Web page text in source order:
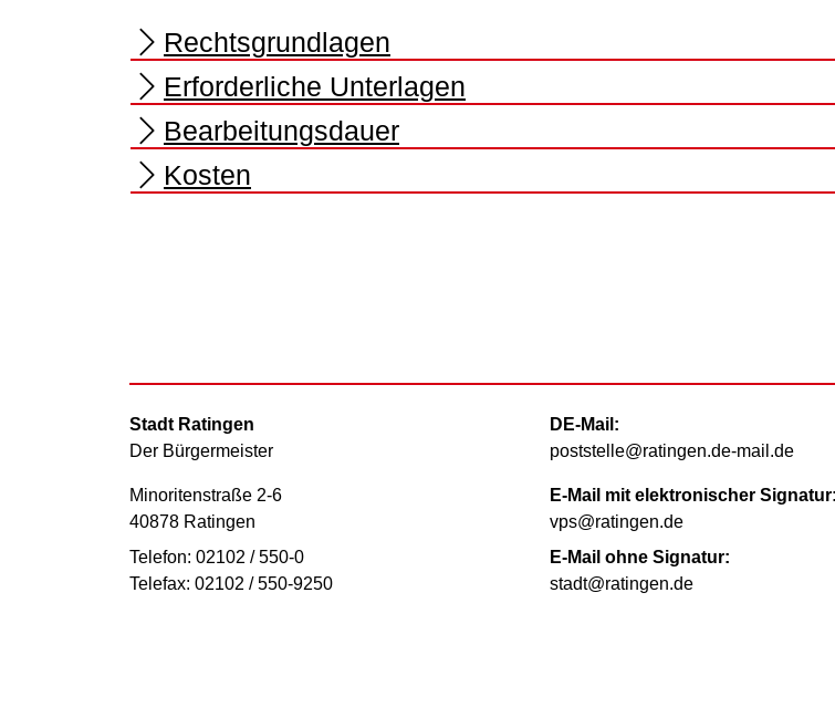
Rechtsgrundlagen
Erforderliche Unterlagen
Bearbeitungsdauer
Kosten
Stadt Ratingen
Der Bürgermeister
Minoritenstraße 2-6
40878 Ratingen
Telefon: 02102 / 550-0
Telefax: 02102 / 550-9250
DE-Mail:
poststelle@ratingen.de-mail.de
E-Mail mit elektronischer Signatur:
vps@ratingen.de
E-Mail ohne Signatur:
stadt@ratingen.de